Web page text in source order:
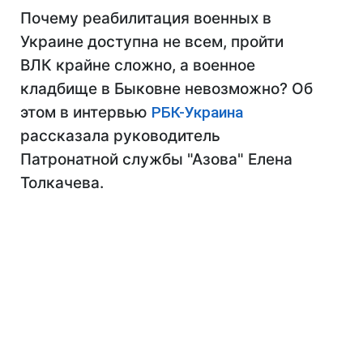
Почему реабилитация военных в
Украине доступна не всем, пройти
ВЛК крайне сложно, а военное
кладбище в Быковне невозможно? Об
этом в интервью РБК-Украина
рассказала руководитель
Патронатной службы "Азова" Елена
Толкачева.